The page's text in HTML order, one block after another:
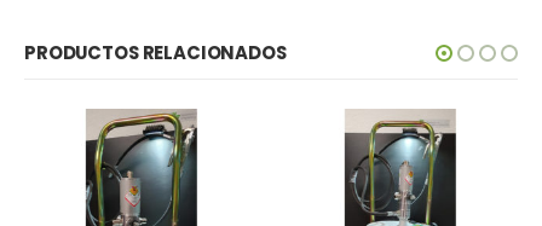
PRODUCTOS RELACIONADOS